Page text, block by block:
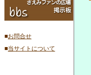
■お問合せ
■当サイトについて